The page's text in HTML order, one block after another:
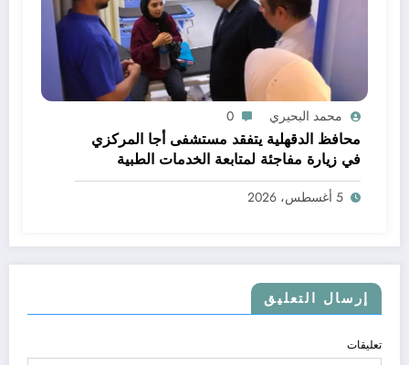
محمد البحيري 0
محافظ الدقهلية يتفقد مستشفى أجا المركزي
في زيارة مفاجئة لمتابعة الخدمات الطبية
5 أغسطس، 2026
إرسال التعليق
تعليقات